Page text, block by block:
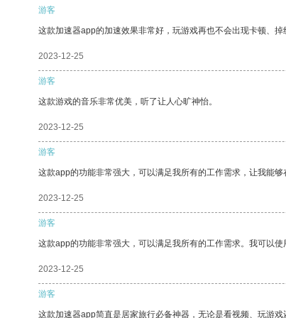
游客
这款加速器app的加速效果非常好，玩游戏再也不会出现卡顿、
2023-12-25
游客
这款游戏的音乐非常优美，听了让人心旷神怡。
2023-12-25
游客
这款app的功能非常强大，可以满足我所有的工作需求，让我能够
2023-12-25
游客
这款app的功能非常强大，可以满足我所有的工作需求。我可以
2023-12-25
游客
这款加速器app简直是居家旅行必备神器，无论是看视频、玩游